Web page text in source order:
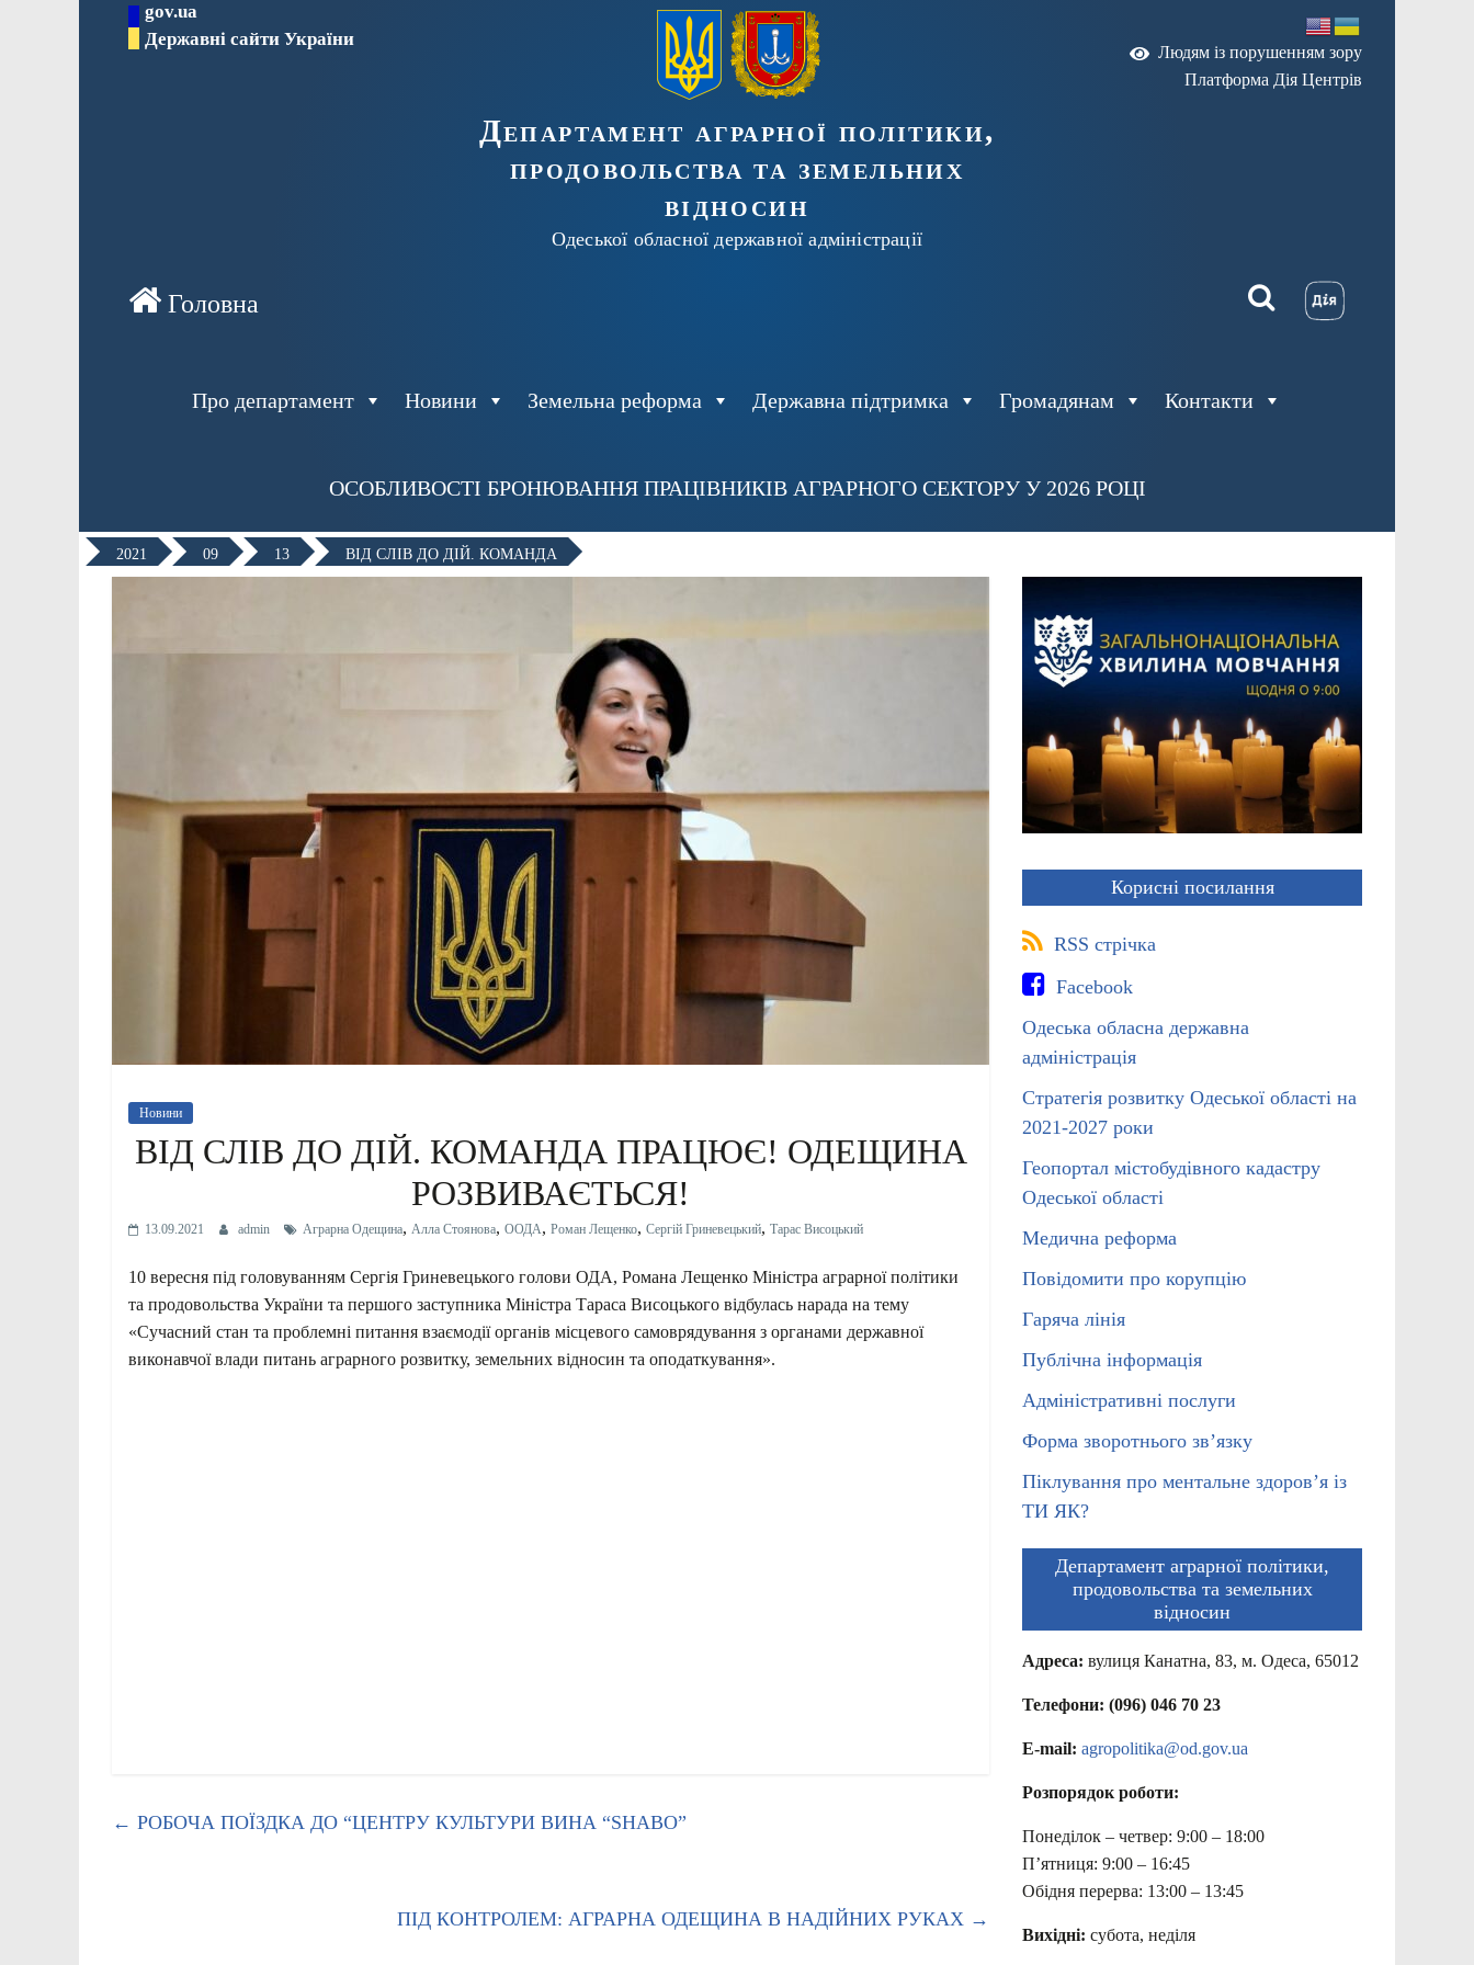
gov.ua
Державні сайти України
Департамент аграрної політики,
продовольства та земельних
відносин
Одеської обласної державної адміністрації
Людям із порушенням зору
Платформа Дія Центрів
Про департамент Новини Земельна реформа Державна підтримка Громадянам Контакти
ОСОБЛИВОСТІ БРОНЮВАННЯ ПРАЦІВНИКІВ АГРАРНОГО СЕКТОРУ У 2026 РОЦІ
2021 09 13 ВІД СЛІВ ДО ДІЙ. КОМАНДА
Новини
ВІД СЛІВ ДО ДІЙ. КОМАНДА ПРАЦЮЄ! ОДЕЩИНА
РОЗВИВАЄТЬСЯ!
13.09.2021 admin Аграрна Одещина, Алла Стоянова, ООДА, Роман Лещенко, Сергій Гриневецький, Тарас Висоцький
10 вересня під головуванням Сергія Гриневецького голови ОДА, Романа Лещенко Міністра аграрної політики
та продовольства України та першого заступника Міністра Тараса Висоцького відбулась нарада на тему
«Сучасний стан та проблемні питання взаємодії органів місцевого самоврядування з органами державної
виконавчої влади питань аграрного розвитку, земельних відносин та оподаткування».
← РОБОЧА ПОЇЗДКА ДО “ЦЕНТРУ КУЛЬТУРИ ВИНА “SHABO”
ПІД КОНТРОЛЕМ: АГРАРНА ОДЕЩИНА В НАДІЙНИХ РУКАХ →
Корисні посилання
RSS стрічка
Facebook
Одеська обласна державна
адміністрація
Стратегія розвитку Одеської області на
2021-2027 роки
Геопортал містобудівного кадастру
Одеської області
Медична реформа
Повідомити про корупцію
Гаряча лінія
Публічна інформація
Адміністративні послуги
Форма зворотнього зв’язку
Піклування про ментальне здоров’я із
ТИ ЯК?
Департамент аграрної політики,
продовольства та земельних
відносин
Адреса: вулиця Канатна, 83, м. Одеса, 65012
Телефони: (096) 046 70 23
E-mail: agropolitika@od.gov.ua
Розпорядок роботи:
Понеділок – четвер: 9:00 – 18:00
П’ятниця: 9:00 – 16:45
Обідня перерва: 13:00 – 13:45
Вихідні: субота, неділя